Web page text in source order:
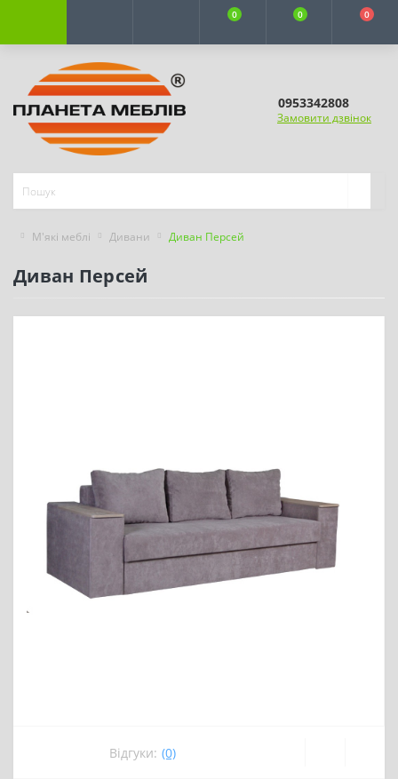
0 0 0
0953342808
Замовити дзвінок
М'які меблі Дивани Диван Персей
Диван Персей
Відгуки: (0)